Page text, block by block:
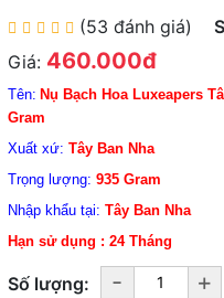
(53 đánh giá)
Giá: 460.000đ
Tên: Nụ Bạch Hoa Luxeapers
Gram
Xuất xứ: Tây Ban Nha
Trọng lượng: 935 Gram
Nhập khẩu tại: Tây Ban Nha
Hạn sử dụng : 24 Tháng
Số lượng: - +